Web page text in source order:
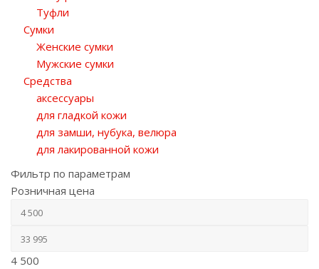
Туфли
Сумки
Женские сумки
Мужские сумки
Средства
аксессуары
для гладкой кожи
для замши, нубука, велюра
для лакированной кожи
Фильтр по параметрам
Розничная цена
4 500